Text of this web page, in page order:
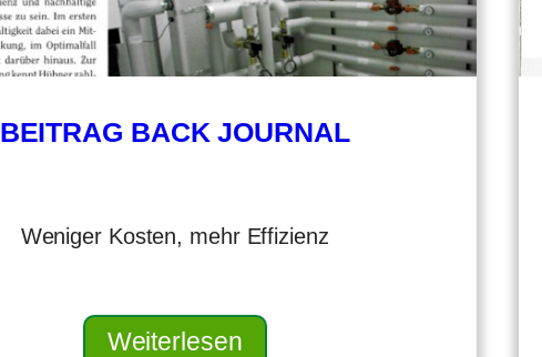
BEITRAG BACK JOURNAL
Weniger Kosten, mehr Effizienz
Weiterlesen